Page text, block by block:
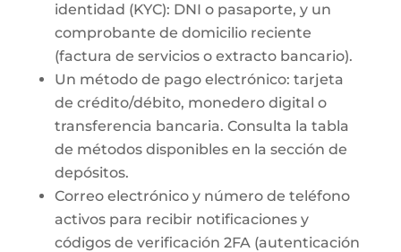
identidad (KYC): DNI o pasaporte, y un
comprobante de domicilio reciente
(factura de servicios o extracto bancario).
Un método de pago electrónico: tarjeta
de crédito/débito, monedero digital o
transferencia bancaria. Consulta la tabla
de métodos disponibles en la sección de
depósitos.
Correo electrónico y número de teléfono
activos para recibir notificaciones y
códigos de verificación 2FA (autenticación